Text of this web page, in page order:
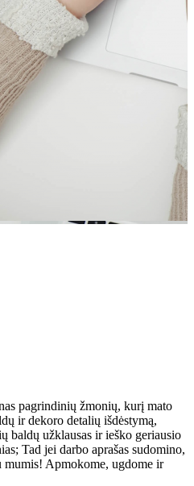
pagrindinių žmonių, kurį mato
ir dekoro detalių išdėstymą,
baldų užklausas ir ieško geriausio
Tad jei darbo aprašas sudomino,
mumis! Apmokome, ugdome ir